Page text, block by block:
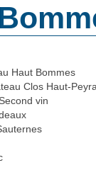
Haut Bommes
Clos Haut-
vin